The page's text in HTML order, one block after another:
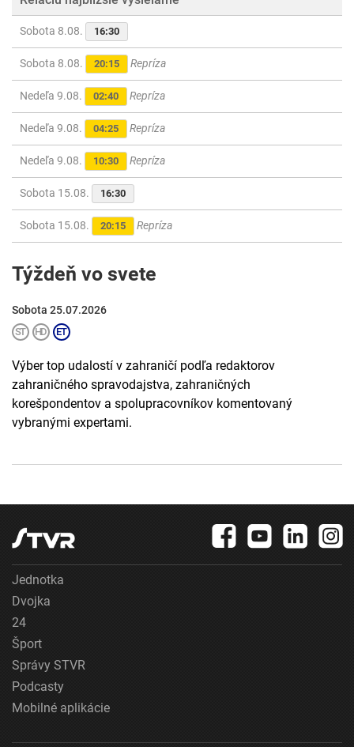
Sobota 8.08. 16:30
Sobota 8.08. 20:15 Repríza
Nedeľa 9.08. 02:40 Repríza
Nedeľa 9.08. 04:25 Repríza
Nedeľa 9.08. 10:30 Repríza
Sobota 15.08. 16:30
Sobota 15.08. 20:15 Repríza
Týždeň vo svete
Sobota 25.07.2026
Výber top udalostí v zahraničí podľa redaktorov
zahraničného spravodajstva, zahraničných
korešpondentov a spolupracovníkov komentovaný
vybranými expertami.
Jednotka
Dvojka
24
Šport
Správy STVR
Podcasty
Mobilné aplikácie